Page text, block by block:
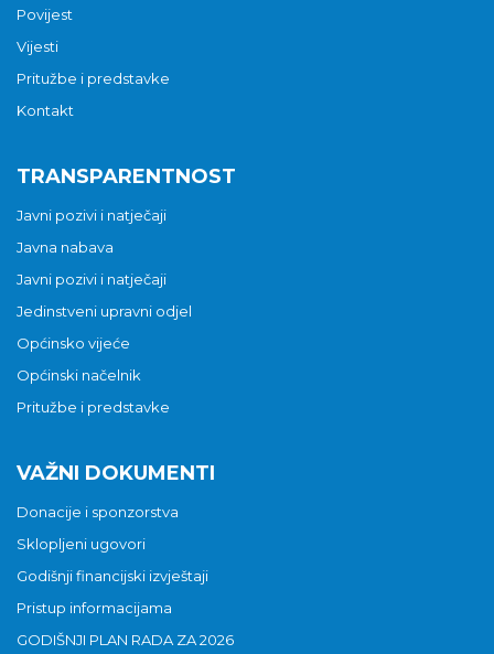
Povijest
Vijesti
Pritužbe i predstavke
Kontakt
TRANSPARENTNOST
Javni pozivi i natječaji
Javna nabava
Javni pozivi i natječaji
Jedinstveni upravni odjel
Općinsko vijeće
Općinski načelnik
Pritužbe i predstavke
VAŽNI DOKUMENTI
Donacije i sponzorstva
Sklopljeni ugovori
Godišnji financijski izvještaji
Pristup informacijama
GODIŠNJI PLAN RADA ZA 2026